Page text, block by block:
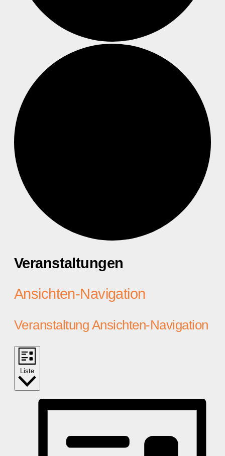
Veranstaltungen
Ansichten-Navigation
Veranstaltung Ansichten-Navigation
Liste